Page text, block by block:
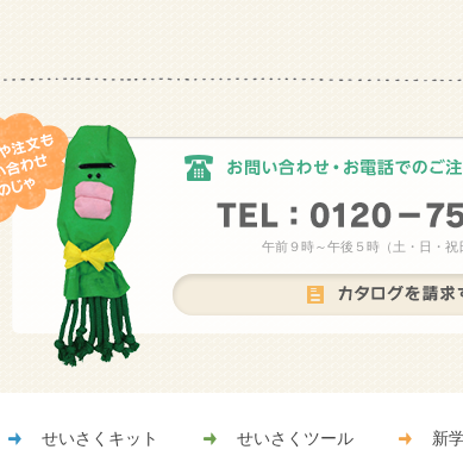
午前９時～午後５時（土・日・祝
せいさくキット せいさくツール 新